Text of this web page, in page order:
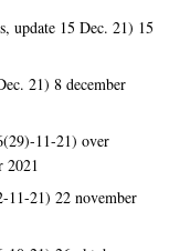
update 15 Dec. 21) 15
21) 8 december
11-21) over
2021
11-21) 22 november